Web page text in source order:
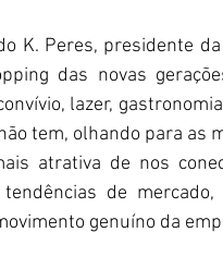
K. Peres, presidente
das novas
lazer,
tem, olhando para as
atrativa de nos
de
genuíno da